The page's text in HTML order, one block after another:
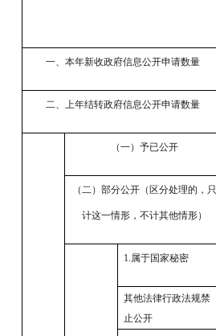
一、本年新收政府信息公开申请数量
二、上年结转政府信息公开申请数量
（一）予已公开
（二）部分公开（区分处理的，只
计这一情形，不计其他情形）
1.属于国家秘密
其他法律行政法规禁
止公开